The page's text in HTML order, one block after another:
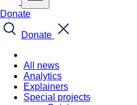
Donate
Donate
All news
Analytics
Explainers
Special projects